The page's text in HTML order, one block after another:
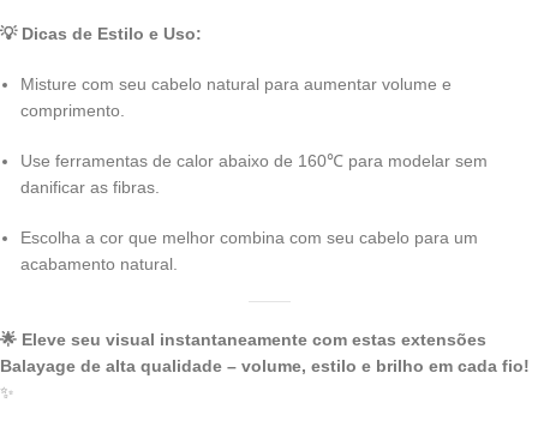
💡 Dicas de Estilo e Uso:
Misture com seu cabelo natural para aumentar volume e
comprimento.
Use ferramentas de calor abaixo de 160℃ para modelar sem
danificar as fibras.
Escolha a cor que melhor combina com seu cabelo para um
acabamento natural.
🌟 Eleve seu visual instantaneamente com estas extensões
Balayage de alta qualidade – volume, estilo e brilho em cada fio!
✨